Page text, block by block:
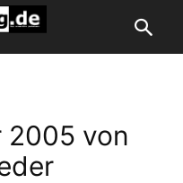
2005 von